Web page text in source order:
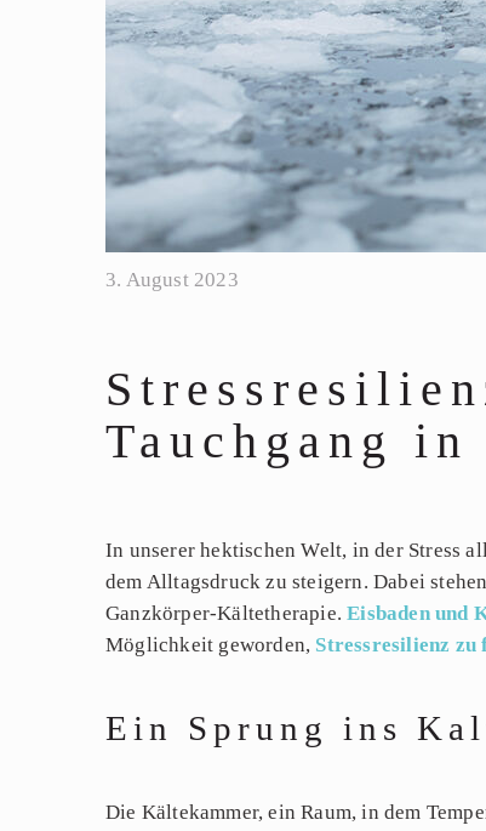
3. August 2023
Tauchgang
In unserer hektischen Welt, in der Stress
dem Alltagsdruck zu steigern. Dabei
Ganzkörper-Kältetherapie.Eisbaden und
Möglichkeit geworden, Stressresilienz zu
Ein Sprung ins
Die Kältekammer, ein Raum, in dem